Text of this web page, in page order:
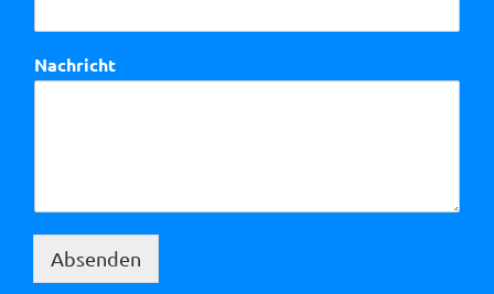
Nachricht
Absenden